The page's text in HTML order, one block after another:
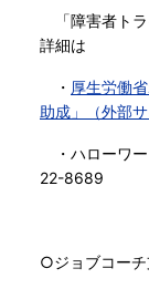
「障害者トラ
詳細は
・ 厚生労働
助成」（外部サ
・ハローワ
22-8689
○ジョブコーチ